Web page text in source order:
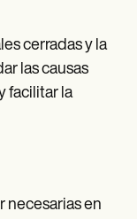
cerradas y la
las causas
facilitar la
necesarias en